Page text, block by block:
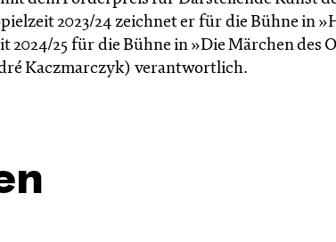
2023/24 zeichnet er für die Bühne in
2024/25 für die Bühne in »Die Märchen des
Kacz­marc­zyk) verantwortlich.